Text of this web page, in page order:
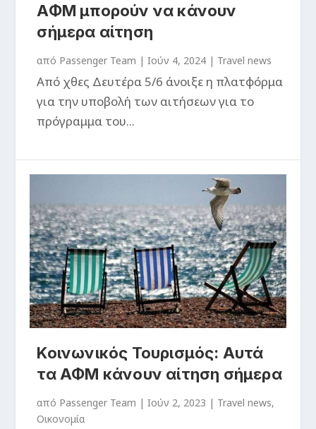
ΑΦΜ μπορούν να κάνουν
σήμερα αίτηση
από Passenger Team |Ιούν 4, 2024 | Travel news
Από χθες Δευτέρα 5/6 άνοιξε η πλατφόρμα
για την υποβολή των αιτήσεων για το
πρόγραμμα του...
Κοινωνικός Τουρισμός: Αυτά
τα ΑΦΜ κάνουν αίτηση σήμερα
από Passenger Team |Ιούν 2, 2023 | Travel news,
Οικονομία